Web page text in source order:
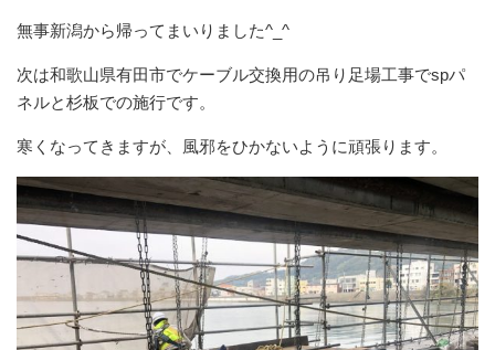
無事新潟から帰ってまいりました^_^
次は和歌山県有田市でケーブル交換用の吊り足場工事でspパ
ネルと杉板での施行です。
寒くなってきますが、風邪をひかないように頑張ります。